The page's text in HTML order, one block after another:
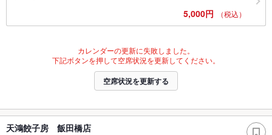
5,000円 （税込）
カレンダーの更新に失敗しました。
下記ボタンを押して空席状況を更新してください。
空席状況を更新する
天鴻餃子房 飯田橋店